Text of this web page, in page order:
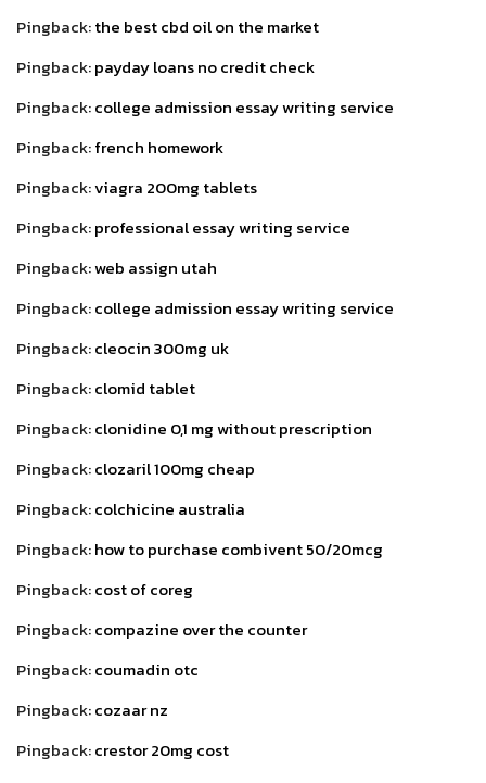
Pingback:the best cbd oil on the market
Pingback:payday loans no credit check
Pingback:college admission essay writing service
Pingback:french homework
Pingback:viagra 200mg tablets
Pingback:professional essay writing service
Pingback:web assign utah
Pingback:college admission essay writing service
Pingback:cleocin 300mg uk
Pingback:clomid tablet
Pingback:clonidine 0,1 mg without prescription
Pingback:clozaril 100mg cheap
Pingback:colchicine australia
Pingback:how to purchase combivent 50/20mcg
Pingback:cost of coreg
Pingback:compazine over the counter
Pingback:coumadin otc
Pingback:cozaar nz
Pingback:crestor 20mg cost